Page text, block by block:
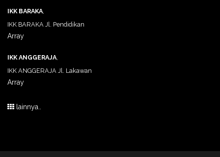
IKK BARAKA
IKK BARAKA Jl. Pendidikan
Array
IKK ANGGERAJA
IKK ANGGERAJA Jl. Lakawan
Array
lainnya..